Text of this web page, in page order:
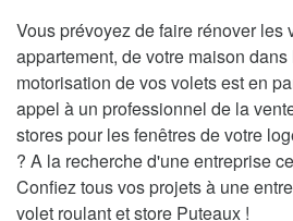
Vous prévoyez de faire rénover les
appartement, de votre maison
motorisation de vos volets est en
appel à un professionnel de la
stores pour les fenêtres de votre
? A la recherche d'une entreprise
Confiez tous vos projets à une
volet roulant et store Puteaux !